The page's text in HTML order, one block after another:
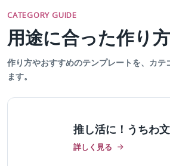
CATEGORY GUIDE
用途に合った作り
作り方やおすすめのテンプレートを、カテ
ます。
推し活に！うちわ
詳しく見る